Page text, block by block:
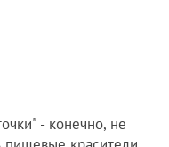
- конечно, не